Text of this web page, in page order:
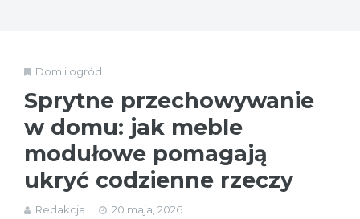
Dom i ogród
Sprytne przechowywanie
w domu: jak meble
modułowe pomagają
ukryć codzienne rzeczy
Redakcja 20 maja, 2026